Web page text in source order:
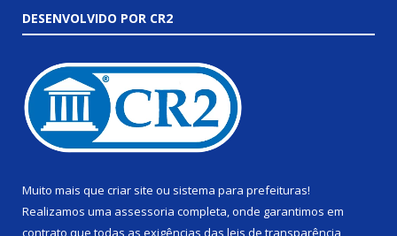
DESENVOLVIDO POR CR2
Muito mais que criar site ou sistema para prefeituras!
Realizamos uma assessoria completa, onde garantimos em